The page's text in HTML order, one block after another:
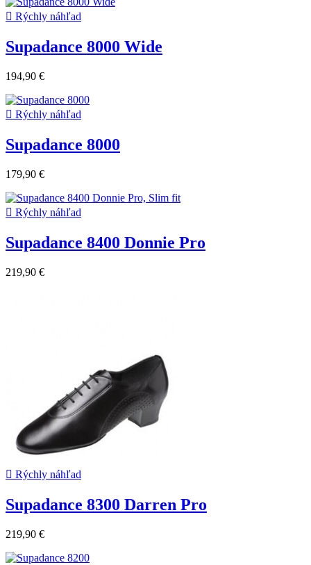
 Rýchly náhľad
Supadance 8000 Wide
194,90 €
 Rýchly náhľad
Supadance 8000
179,90 €
 Rýchly náhľad
Supadance 8400 Donnie Pro
219,90 €
 Rýchly náhľad
Supadance 8300 Darren Pro
219,90 €